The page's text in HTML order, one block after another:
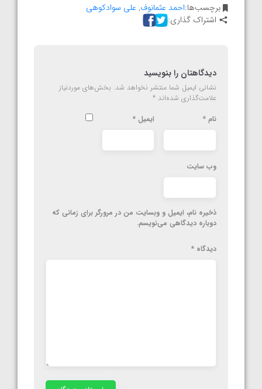
برچسب‌ها:احمد عثمانوف, علی سوادکوهی
اشتراک گذاری:
دیدگاهتان را بنویسید
نشانی ایمیل شما منتشر نخواهد شد. بخش‌های موردنیاز
علامت‌گذاری شده‌اند *
نام * ایمیل *
وب‌ سایت
ذخیره نام، ایمیل و وبسایت من در مرورگر برای زمانی که
دوباره دیدگاهی می‌نویسم.
دیدگاه *